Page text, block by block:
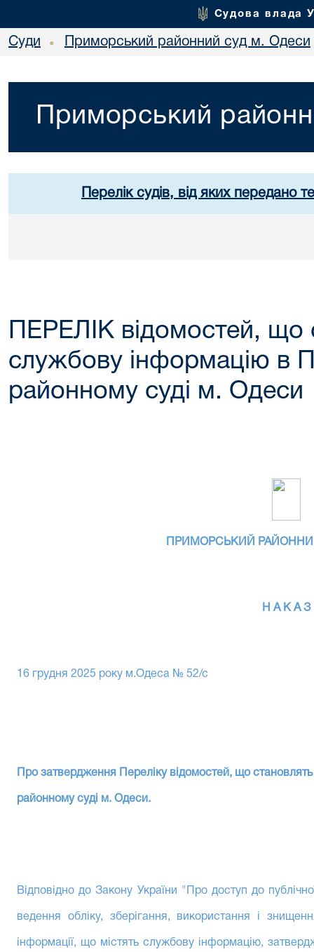
Судова влада
Суди • Приморський районний суд м. Одеси
Приморський
Перелік судів, від яких передано
ПЕРЕЛІК відомостей, що
службову інформацію в
районному суді м. Одеси
ПРИМОРСЬКИЙ
Н А К А З
16 грудня 2025 року м.Одеса № 52/с
Про затвердження Переліку відомостей, що
районному суді м. Одеси.
Відповідно до Закону України "Про доступ до
ведення обліку, зберігання, використання і
інформації, що містять службову інформацію,